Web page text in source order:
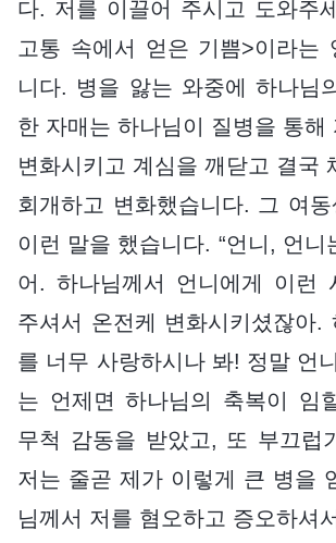
다. 저를 이끌어 주시고 도와주
고통 속에서 얻은 기쁨>이라는
니다. 병을 앓는 와중에 하나님
한 자매는 하나님이 질병을 통해
변화시키고 계심을 깨닫고 결국
회개하고 변화했습니다. 그 여동
이런 말을 했습니다. “언니, 언니
어. 하나님께서 언니에게 이런
주셔서 온전케 변화시키셨잖아.
를 너무 사랑하시나 봐! 정말 언
는 언제면 하나님의 축복이 임
무척 감동을 받았고, 또 부끄럽
저는 줄곧 제가 이렇게 큰 병을
님께서 저를 혐오하고 증오하셔